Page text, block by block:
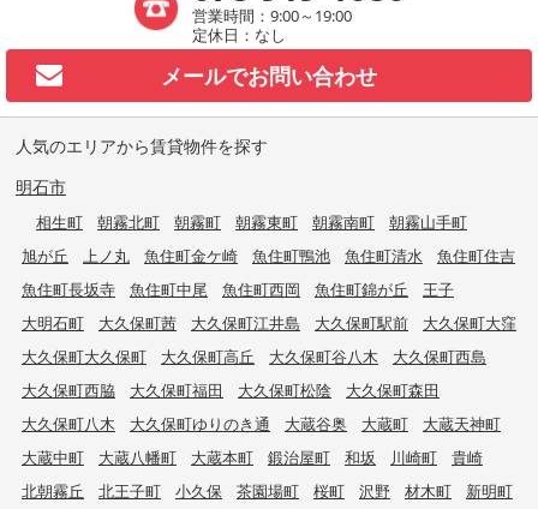
営業時間：9:00～19:00
定休日：なし
メールでお問い合わせ
人気のエリアから賃貸物件を探す
明石市
相生町 朝霧北町 朝霧町 朝霧東町 朝霧南町
朝霧山手町
旭が丘
上ノ丸 魚住町金ケ崎 魚住町鴨池 魚住町清水
魚住町住吉
魚住町長坂寺
魚住町中尾 魚住町西岡 魚住町錦が丘
王子
大明石町
大久保町茜 大久保町江井島 大久保町駅前
大久保町大窪
大久保町大久保町
大久保町高丘 大久保町谷八木
大久保町西島
大久保町西脇
大久保町福田 大久保町松陰
大久保町森田
大久保町八木
大久保町ゆりのき通 大蔵谷奥 大蔵町
大蔵天神町
大蔵中町
大蔵八幡町 大蔵本町 鍛治屋町 和坂 川崎町
貴崎
北朝霧丘
北王子町 小久保 茶園場町 桜町 沢野 材木町
新明町